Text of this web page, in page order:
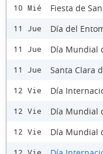
10 Mié Fiesta de
11 Jue Día del
11 Jue Día Mundial
11 Jue Santa Clara
12 Vie Día
12 Vie Día Mundial
12 Vie Día Mundial